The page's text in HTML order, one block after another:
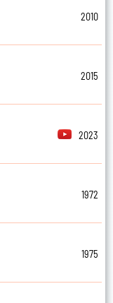
2010
2015
2023
1972
1975